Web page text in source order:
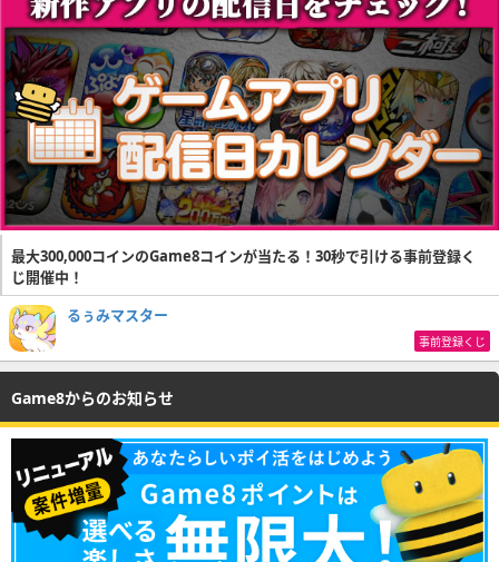
最大300,000コインのGame8コインが当たる！30秒で引ける事前登録く
じ開催中！
るぅみマスター
事前登録くじ
Game8からのお知らせ